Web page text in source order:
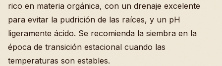
rico en materia orgánica, con un drenaje excelente
para evitar la pudrición de las raíces, y un pH
ligeramente ácido. Se recomienda la siembra en la
época de transición estacional cuando las
temperaturas son estables.